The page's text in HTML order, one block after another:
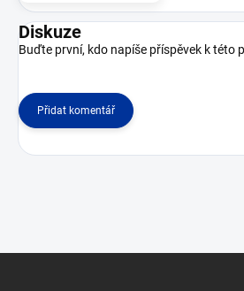
Diskuze
Buďte první, kdo napíše příspěvek k této
Přidat komentář